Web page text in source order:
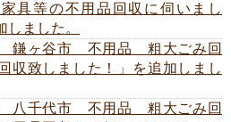
具等の不用品回収に伺いまし
しました。
鎌ヶ谷市 不用品 粗大ごみ回
収致しました！」を追加しまし
八千代市 不用品 粗大ごみ回